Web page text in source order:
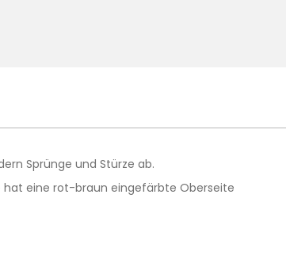
Sprünge und Stürze ab.
eine rot-braun eingefärbte Oberseite